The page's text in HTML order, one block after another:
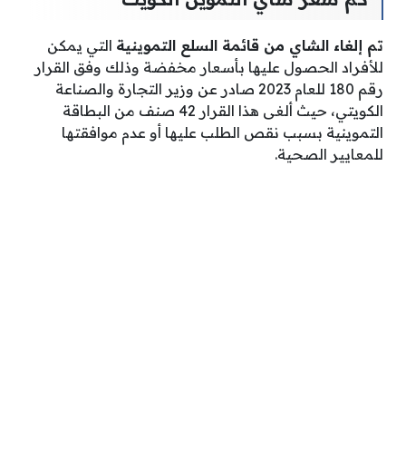
تم إلغاء الشاي من قائمة السلع التموينية التي يمكن
للأفراد الحصول عليها بأسعار مخفضة وذلك وفق القرار
رقم 180 للعام 2023 صادر عن وزير التجارة والصناعة
الكويتي، حيث ألغى هذا القرار 42 صنف من البطاقة
التموينية بسبب نقص الطلب عليها أو عدم موافقتها
للمعايير الصحية.